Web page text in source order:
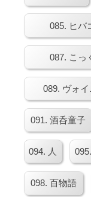
085. ヒバ
087. こっ
089. ヴォ
091. 酒呑童子
094. 人
098. 百物語